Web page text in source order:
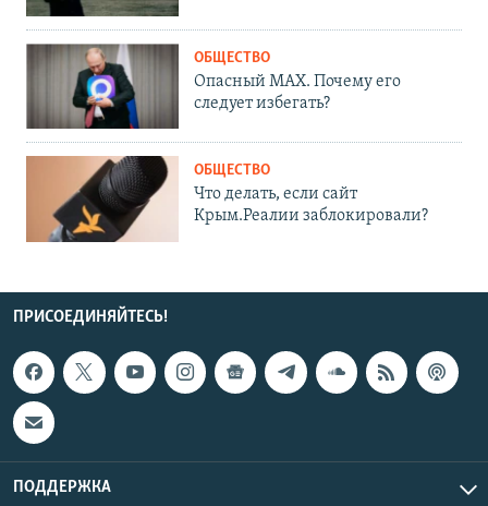
ОБЩЕСТВО
Опасный MAX. Почему его
следует избегать?
ОБЩЕСТВО
Что делать, если сайт
Крым.Реалии заблокировали?
ПРИСОЕДИНЯЙТЕСЬ!
ПОДДЕРЖКА